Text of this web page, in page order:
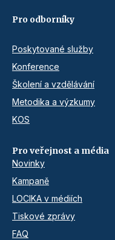
Pro odborníky
Poskytované služby
Konference
Školení a vzdělávání
Metodika a výzkumy
KOS
Pro veřejnost a média
Novinky
Kampaně
LOCIKA v médiích
Tiskové zprávy
FAQ